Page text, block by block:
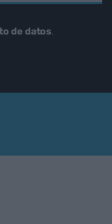
de datos.